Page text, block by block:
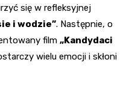
się w refleksyjnej
i wodzie”. Następnie, o
film „Kandydaci
wielu emocji i skłoni